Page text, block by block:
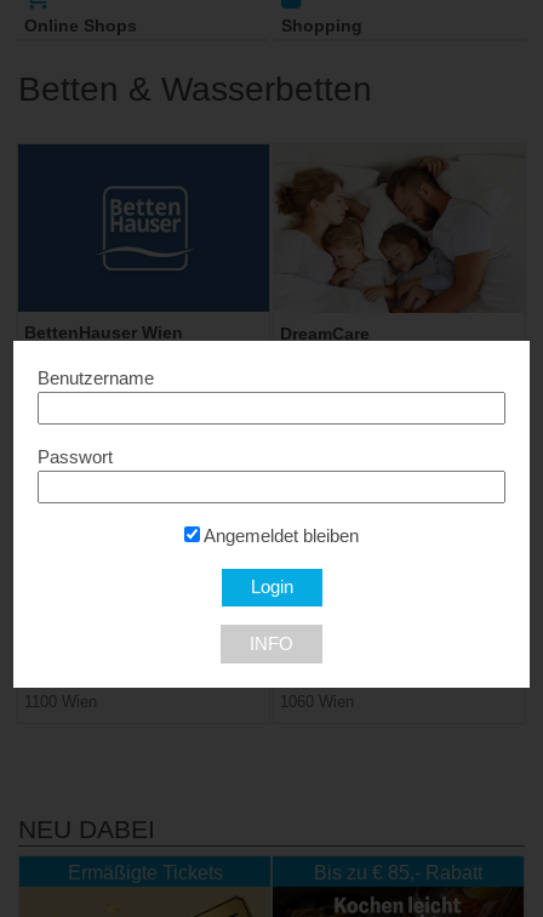
Online Shops Shopping
Betten & Wasserbetten
BettenHauser Wien
1070 Wien
DreamCare
1140 Wien
1100 Wien
Team 7 Spezialstudio Hinke
10% Rabatt...
1060 Wien
NEU DABEI
Ermäßigte Tickets Bis zu € 85,- Rabatt
Benutzername
Passwort
Angemeldet bleiben
INFO